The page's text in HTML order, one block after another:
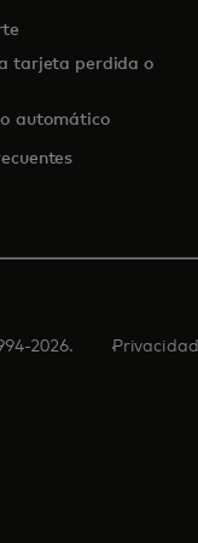
tarjeta perdida o
automático
2026. Privacidad